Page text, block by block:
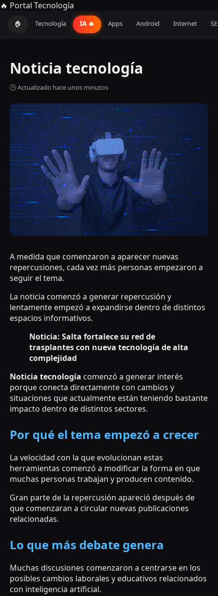
🔥 Portal Tecnología
🏠 Tecnología IA 🔥 Apps Android Internet
Noticia tecnología
🕒 Actualizado hace unos minutos
A medida que comenzaron a aparecer nuevas
repercusiones, cada vez más personas empezaron a
seguir el tema.
La noticia comenzó a generar repercusión y
lentamente empezó a expandirse dentro de distintos
espacios informativos.
Noticia: Salta fortalece su red de
trasplantes con nueva tecnología de alta
complejidad
Noticia tecnología comenzó a generar interés
porque conecta directamente con cambios y
situaciones que actualmente están teniendo bastante
impacto dentro de distintos sectores.
Por qué el tema empezó a crecer
La velocidad con la que evolucionan estas
herramientas comenzó a modificar la forma en que
muchas personas trabajan y producen contenido.
Gran parte de la repercusión apareció después de
que comenzaran a circular nuevas publicaciones
relacionadas.
Lo que más debate genera
Muchas discusiones comenzaron a centrarse en los
posibles cambios laborales y educativos relacionados
con inteligencia artificial.